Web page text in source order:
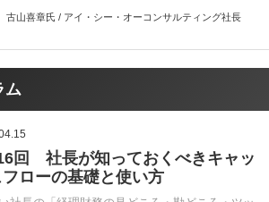
古山喜章氏 / アイ・シー・オーコンサルティング社長
ム
回 社長が知っておくべきキャッ
フローの基礎と使い方